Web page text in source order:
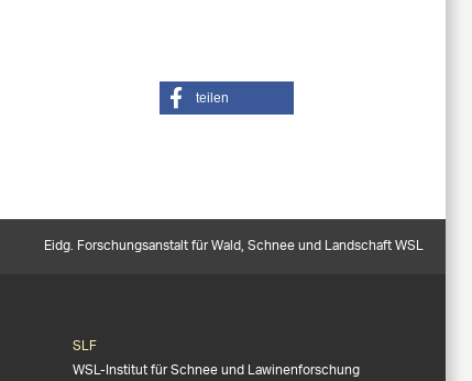
teilen
Eidg. Forschungsanstalt für Wald, Schnee und Landschaft WSL
SLF
WSL-Institut für Schnee und Lawinenforschung